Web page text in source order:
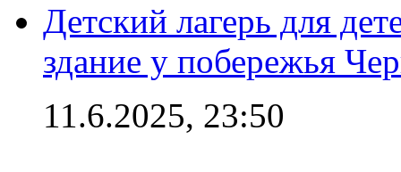
Детский лагерь для
здание у побережья
11.6.2025, 23:50